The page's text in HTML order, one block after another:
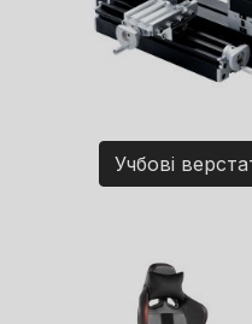
Учбові